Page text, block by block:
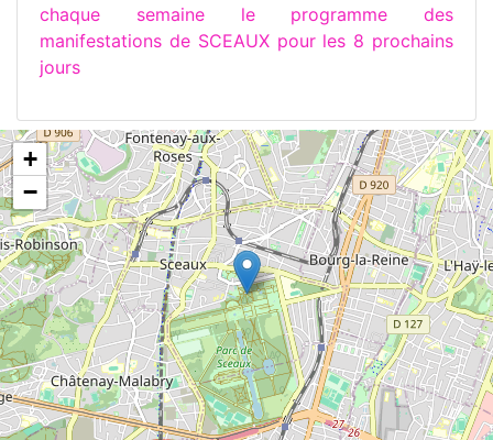
chaque semaine le programme des
manifestations de SCEAUX pour les 8 prochains
jours
+
−